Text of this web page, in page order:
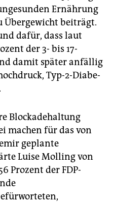
Ernährung
Übergewicht beiträgt.
dafür, dass laut
der 3- bis 17-
damit später anfällig
Typ-2-Dia­be­
Blockadehaltung
machen für das von
geplante
Luise Molling von
Prozent der FDP-